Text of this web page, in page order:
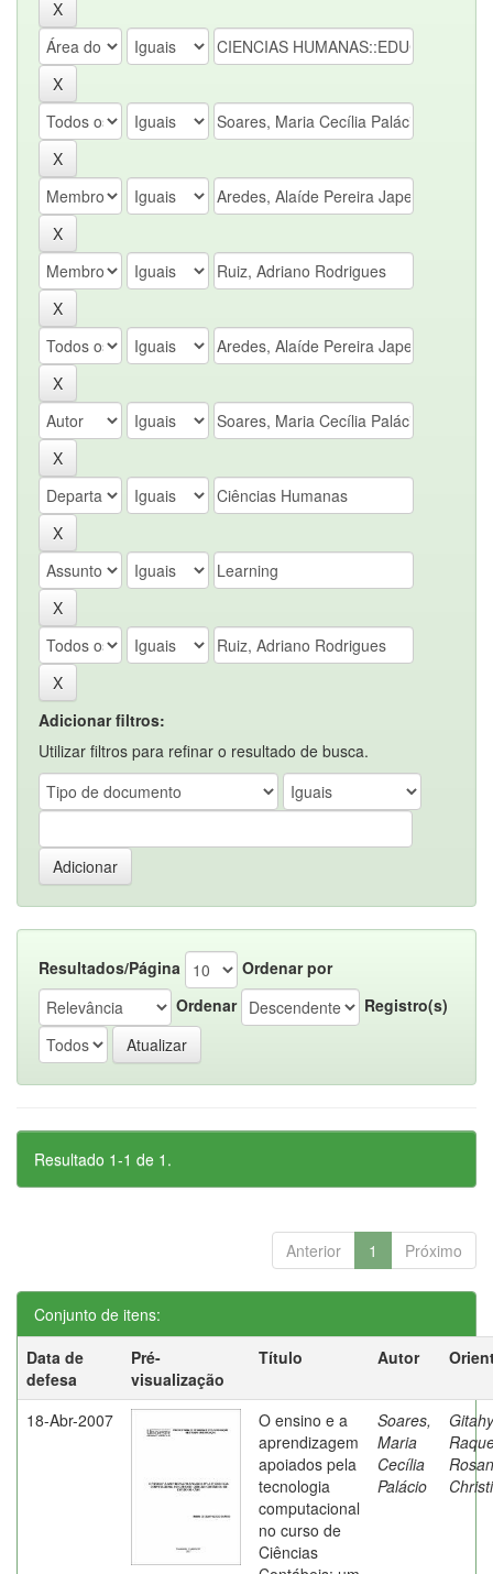
Adicionar filtros:
Utilizar filtros para refinar o resultado de busca.
Resultados/Página
Ordenar por
Ordenar
Registro(s)
Resultado 1-1 de 1.
Anterior 1 Próximo
Conjunto de itens:
Data de
defesa
Pré-
visualização
Título Autor
18-Abr-2007
O ensino e a
aprendizagem
apoiados pela
tecnologia
computacional
no curso de
Ciências
Soares,
Maria
Cecília
Palácio
Rosan